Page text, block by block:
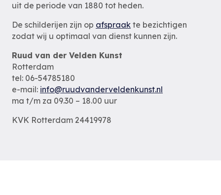
uit de periode van 1880 tot heden.
De schilderijen zijn op afspraak te bezichtigen
zodat wij u optimaal van dienst kunnen zijn.
Ruud van der Velden Kunst
Rotterdam
tel: 06-54785180
e-mail: info@ruudvanderveldenkunst.nl
ma t/m za 09.30 – 18.00 uur
KVK Rotterdam 24419978